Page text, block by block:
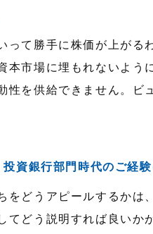
って勝手に株価が上が
本市場に埋もれないよ
性を供給できません。
資銀行部門時代のご経験
をどうアピールするか
てどう説明すれば良いか